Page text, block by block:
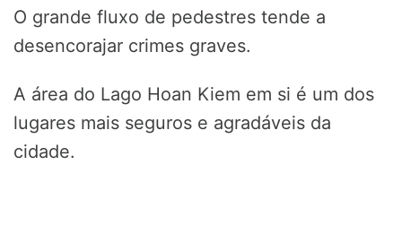
O grande fluxo de pedestres tende a
desencorajar crimes graves.
A área do Lago Hoan Kiem em si é um dos
lugares mais seguros e agradáveis da
cidade.